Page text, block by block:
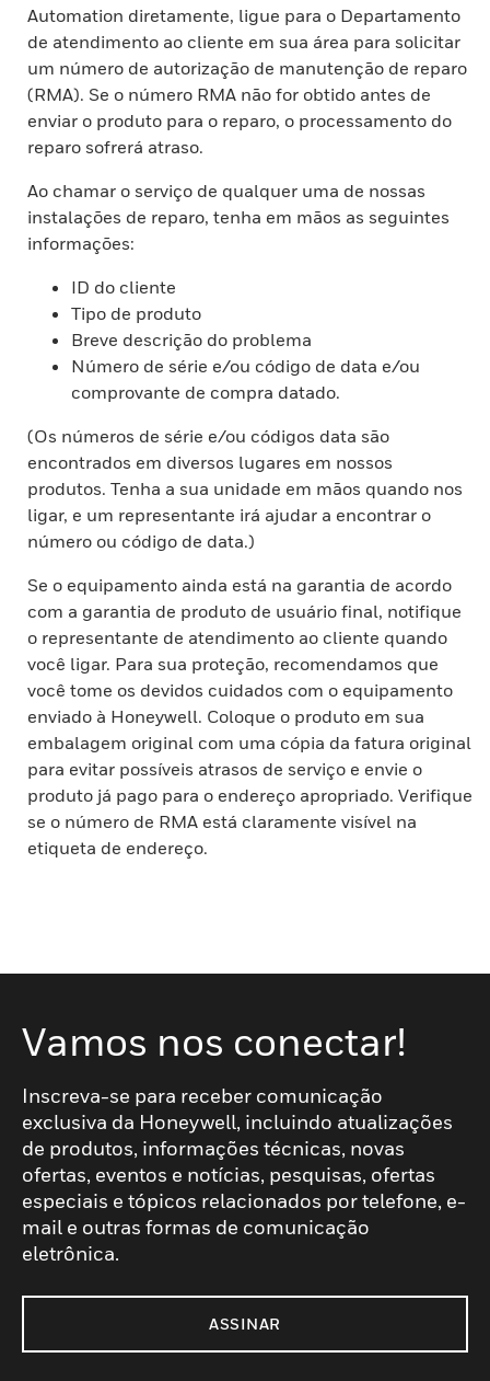
Automation diretamente, ligue para o Departamento
de atendimento ao cliente em sua área para solicitar
um número de autorização de manutenção de reparo
(RMA). Se o número RMA não for obtido antes de
enviar o produto para o reparo, o processamento do
reparo sofrerá atraso.
Ao chamar o serviço de qualquer uma de nossas
instalações de reparo, tenha em mãos as seguintes
informações:
ID do cliente
Tipo de produto
Breve descrição do problema
Número de série e/ou código de data e/ou
comprovante de compra datado.
(Os números de série e/ou códigos data são
encontrados em diversos lugares em nossos
produtos. Tenha a sua unidade em mãos quando nos
ligar, e um representante irá ajudar a encontrar o
número ou código de data.)
Se o equipamento ainda está na garantia de acordo
com a garantia de produto de usuário final, notifique
o representante de atendimento ao cliente quando
você ligar. Para sua proteção, recomendamos que
você tome os devidos cuidados com o equipamento
enviado à Honeywell. Coloque o produto em sua
embalagem original com uma cópia da fatura original
para evitar possíveis atrasos de serviço e envie o
produto já pago para o endereço apropriado. Verifique
se o número de RMA está claramente visível na
etiqueta de endereço.
Vamos nos conectar!
Inscreva-se para receber comunicação
exclusiva da Honeywell, incluindo atualizações
de produtos, informações técnicas, novas
ofertas, eventos e notícias, pesquisas, ofertas
especiais e tópicos relacionados por telefone, e-
mail e outras formas de comunicação
eletrônica.
ASSINAR